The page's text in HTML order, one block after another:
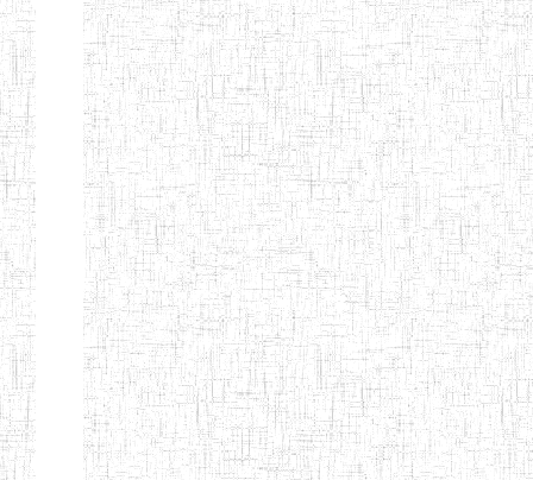
Début Préc. 1 2 3 4 5
6
Suivant
Fin
Etablissements
d'enseignement
secondaire
technique
et
professionnel